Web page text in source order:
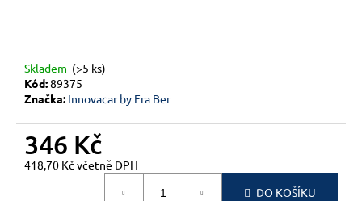
Skladem (>5 ks)
Kód:89375
Značka: Innovacar by Fra Ber
346 Kč
418,70 Kč včetně DPH
DO KOŠÍKU